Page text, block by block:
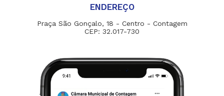
ENDEREÇO
Praça São Gonçalo, 18 - Centro - Contagem
CEP: 32.017-730